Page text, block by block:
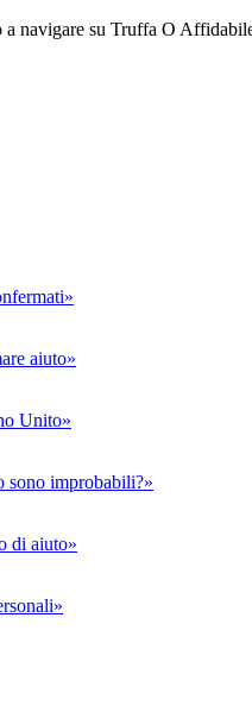
navigare su Truffa O
aiuto»
Unito»
sono improbabili?»
di aiuto»